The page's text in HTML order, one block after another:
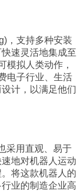
，支持多种安装
速灵活地集成至
模拟人类动作，
电子行业、生活
计，以满足他们
采用直观、易于
地对机器人运动
将这款机器人的
业的制造企业高